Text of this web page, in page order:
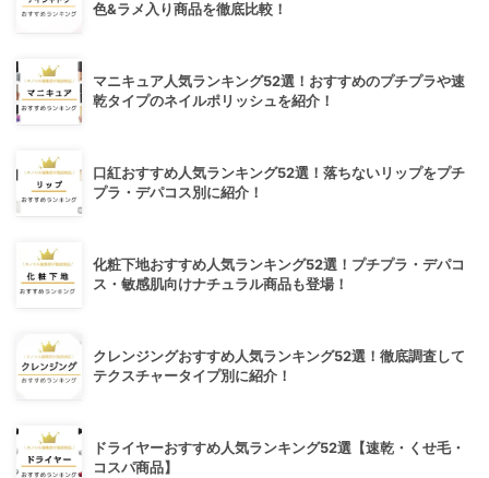
色&ラメ入り商品を徹底比較！
マニキュア人気ランキング52選！おすすめのプチプラや速
乾タイプのネイルポリッシュを紹介！
口紅おすすめ人気ランキング52選！落ちないリップをプチ
プラ・デパコス別に紹介！
化粧下地おすすめ人気ランキング52選！プチプラ・デパコ
ス・敏感肌向けナチュラル商品も登場！
クレンジングおすすめ人気ランキング52選！徹底調査して
テクスチャータイプ別に紹介！
ドライヤーおすすめ人気ランキング52選【速乾・くせ毛・
コスパ商品】